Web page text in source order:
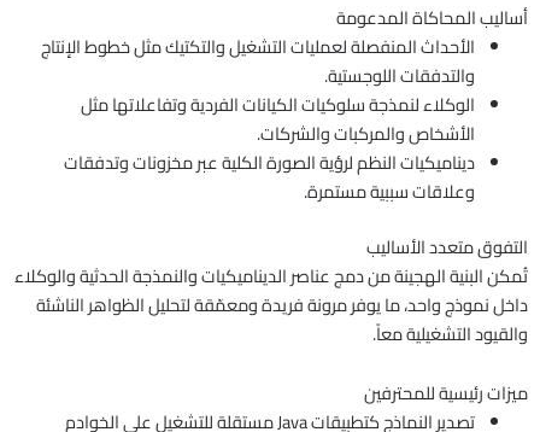
أساليب المحاكاة المدعومة
الأحداث المنفصلة لعمليات التشغيل والتكتيك مثل خطوط الإنتاج
والتدفقات اللوجستية.
الوكلاء لنمذجة سلوكيات الكيانات الفردية وتفاعلاتها مثل
الأشخاص والمركبات والشركات.
ديناميكيات النظم لرؤية الصورة الكلية عبر مخزونات وتدفقات
وعلاقات سببية مستمرة.
التفوق متعدد الأساليب
تُمكن البنية الهجينة من دمج عناصر الديناميكيات والنمذجة الحدثية والوكلاء
داخل نموذج واحد، ما يوفر مرونة فريدة ومعمّقة لتحليل الظواهر الناشئة
والقيود التشغيلية معاً.
ميزات رئيسية للمحترفين
تصدير النماذج كتطبيقات Java مستقلة للتشغيل على الخوادم